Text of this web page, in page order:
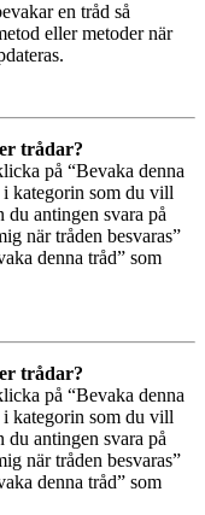
en tråd så
eller metoder när
trådar?
på “Bevaka denna
kategorin som du vill
du antingen svara på
när tråden besvaras”
denna tråd” som
trådar?
på “Bevaka denna
kategorin som du vill
du antingen svara på
när tråden besvaras”
denna tråd” som